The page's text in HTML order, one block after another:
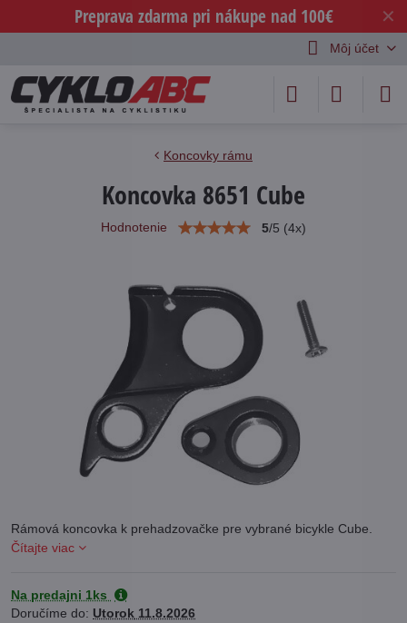
✕
Preprava zdarma pri nákupe nad 100€
Môj účet
Koncovky rámu
Koncovka 8651 Cube
Hodnotenie 5/5 (4x)
Rámová koncovka k prehadzovačke pre vybrané bicykle Cube.
Čítajte viac
Na predajni 1ks
Doručíme do: Utorok 11.8.2026